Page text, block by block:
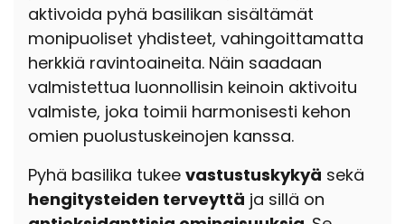
aktivoida pyhä basilikan sisältämät
monipuoliset yhdisteet, vahingoittamatta
herkkiä ravintoaineita. Näin saadaan
valmistettua luonnollisin keinoin aktivoitu
valmiste, joka toimii harmonisesti kehon
omien puolustuskeinojen kanssa.
Pyhä basilika tukee vastustuskykyä sekä
hengitysteiden terveyttä ja sillä on